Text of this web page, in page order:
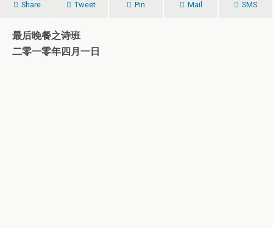
Share Tweet Pin Mail SMS
最后晚餐之诗班
二零一零年四月一日